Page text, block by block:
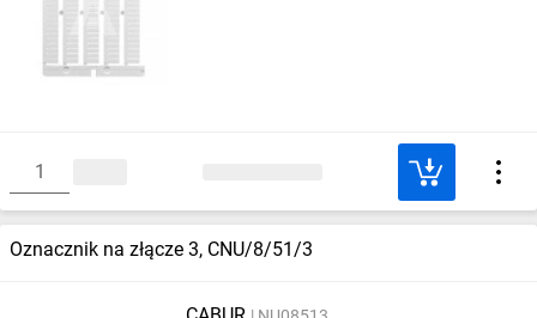
Oznacznik na złącze 3, CNU/8/51/3